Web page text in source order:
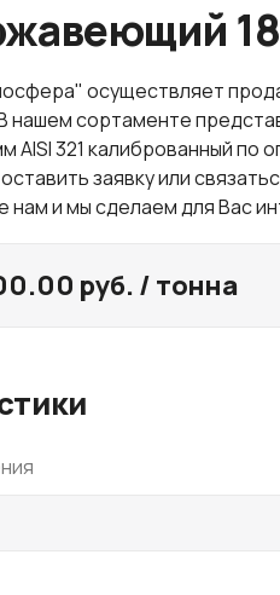
осуществляет
нашем сортаменте
AISI 321 калиброванный по
заявку или
нам и мы сделаем для Вас
руб. / тонна